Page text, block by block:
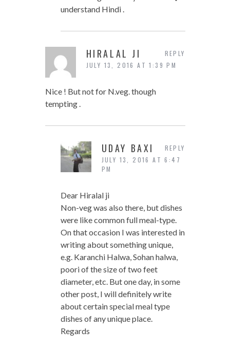
understand Hindi .
HIRALAL JI
JULY 13, 2016 AT 1:39 PM
Nice ! But not for N.veg. though
tempting .
REPLY
UDAY BAXI
JULY 13, 2016 AT 6:47
PM
Dear Hiralal ji
Non-veg was also there, but dishes
were like common full meal-type.
On that occasion I was interested in
writing about something unique,
e.g. Karanchi Halwa, Sohan halwa,
poori of the size of two feet
diameter, etc. But one day, in some
other post, I will definitely write
about certain special meal type
dishes of any unique place.
Regards
REPLY